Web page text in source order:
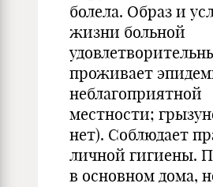
болела. Образ и
жизни больной
проживает
неблагоприятной
местности;
нет). Соблюдает
личной гигиены.
в основном дома,